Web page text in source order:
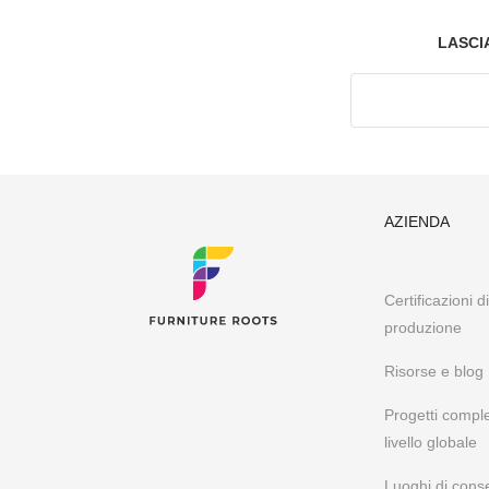
AZIENDA
Certificazioni di
produzione
Risorse e blog
Progetti
livello globale